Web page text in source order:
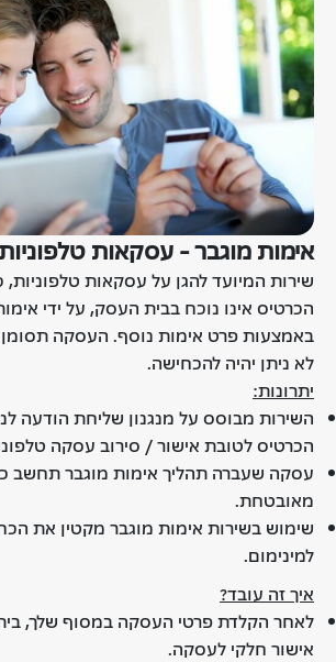
אימות מוגבר - עסקאות טלפוניות
שירות המיועד להגן על עסקאות
הכרטיס אינו נוכח בבית העסק, על ידי
באמצעות פרט אימות נוסף. העסקה
לא ניתן יהיה להכחישה.
יתרונות:
השירות מבוסס על מנגנון שליחת הודעה
הכרטיס לטובת אישור / סירוב עסקה
עסקה שעברה תהליך אימות מוגבר תחשב
מאובטחת.
שימוש בשירות אימות מוגבר מקטין את
למינימום.
איך זה עובד?
לאחר הקלדת פרטי העסקה במסוף שלך,
אישור חלקי לעסקה.